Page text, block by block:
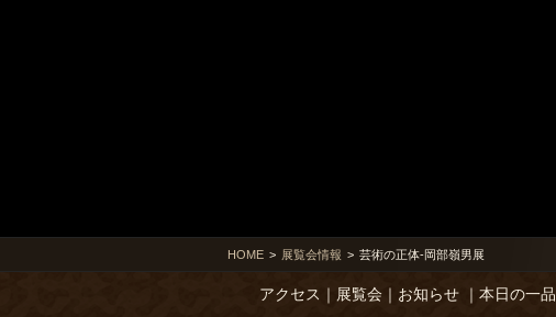
HOME > 展覧会情報 > 芸術の正体-岡部嶺男展
アクセス 展覧会｜ お知らせ｜ 本日の一品